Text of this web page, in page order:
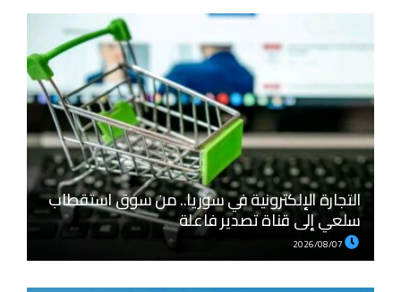
التجارة الإلكترونية في سوريا.. من سوق استقطاب
سلعي إلى قناة تصدير فاعلة